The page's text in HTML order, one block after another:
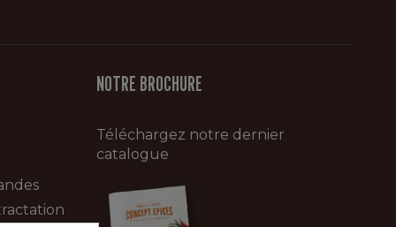
NOTRE BROCHURE
Téléchargez notre dernier
catalogue